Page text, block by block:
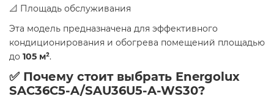
📐 Площадь обслуживания
Эта модель предназначена для эффективного
кондиционирования и обогрева помещений площадью
до 105 м².
✅ Почему стоит выбрать Energolux
SAC36C5-A/SAU36U5-A-WS30?